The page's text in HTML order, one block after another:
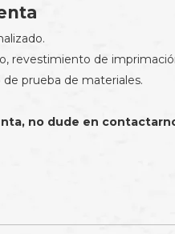
revestimiento de
prueba de materiales.
no dude en